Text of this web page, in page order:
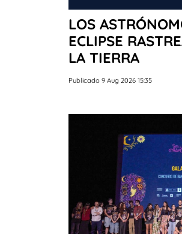
LOS
ECLIPSE
LA TIERRA
Publicado 9 Aug 2026 15:35